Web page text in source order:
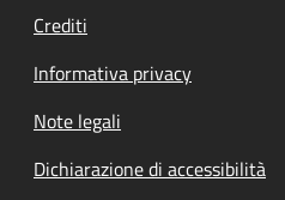
Crediti
Informativa privacy
Note legali
Dichiarazione di accessibilità